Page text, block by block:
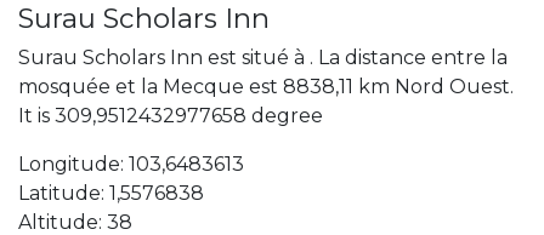
Surau Scholars Inn
Surau Scholars Inn est situé à . La distance entre la
mosquée et la Mecque est 8838,11 km Nord Ouest.
It is 309,9512432977658 degree
Longitude: 103,6483613
Latitude: 1,5576838
Altitude: 38